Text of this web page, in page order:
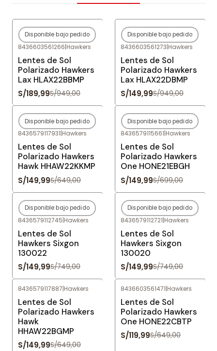
-80%OFF
Agotado
Disponible bajo pedido
8436603561266|Hawkers
Lentes de Sol
Polarizado Hawkers
Lax HLAX22BBMP
S/189,99S/949,00
-84%OFF
Agotado
Disponible bajo pedido
8436603561273|Hawkers
Lentes de Sol
Polarizado Hawkers
Lax HLAX22DBMP
S/149,99S/949,00
-77%OFF
Agotado
Disponible bajo pedido
8436579117931|Hawkers
Lentes de Sol
Polarizado Hawkers
Hawk HHAW22KKMP
S/149,99S/649,00
-79%OFF
Agotado
Disponible bajo pedido
8436579115661|Hawkers
Lentes de Sol
Polarizado Hawkers
One HONE21EBGH
S/149,99S/699,00
-80%OFF
Agotado
Disponible bajo pedido
8436579112745|Hawkers
Lentes de Sol
Hawkers Sixgon
130022
S/149,99S/749,00
-80%OFF
Agotado
Disponible bajo pedido
8436579112721|Hawkers
Lentes de Sol
Hawkers Sixgon
130020
S/149,99S/749,00
8436579117887|Hawkers
Lentes de Sol
Polarizado Hawkers
Hawk
HHAW22BGMP
S/149,99S/649,00
8436603561471|Hawkers
Lentes de Sol
Polarizado Hawkers
One HONE22CBTP
S/119,99S/649,00